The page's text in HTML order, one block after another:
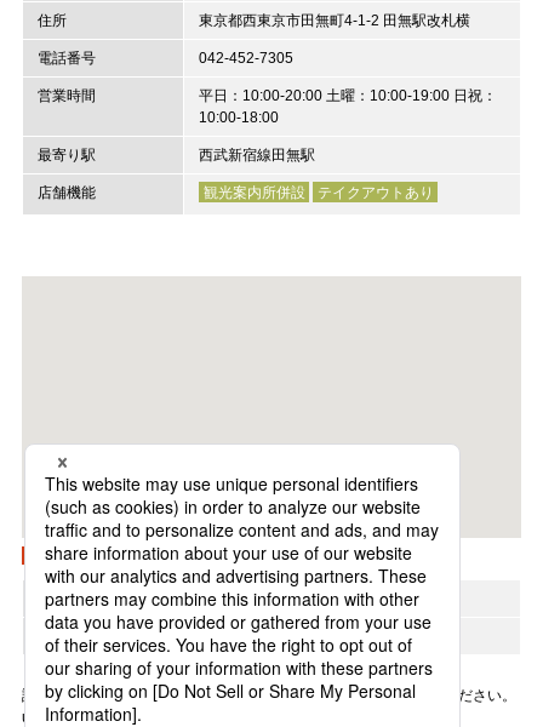
住所 東京都西東京市田無町4-1-2 田無駅改札横
電話番号 042-452-7305
営業時間
平日：10:00-20:00 土曜：10:00-19:00 日祝：
10:00-18:00
最寄り駅 西武新宿線田無駅
店舗機能 観光案内所併設 テイクアウトあり
Googleマップで開く
地方 関東
所在エリア 三鷹エリア
詳細は変更になる場合がございます。各ショップにお問い合わせください。
update: 2025年8月27日